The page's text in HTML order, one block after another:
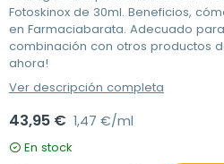
Fotoskinox de 30ml. Beneficios,
en Farmaciabarata. Adecuado
combinación con otros productos
ahora!
Ver descripción completa
43,95 € 1,47 €/ml
En stock